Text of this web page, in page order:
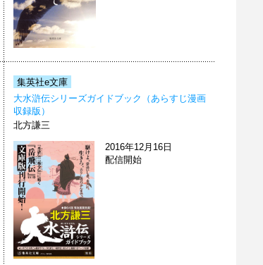
集英社e文庫
大水滸伝シリーズガイドブック（あらすじ漫画
収録版）
北方謙三
2016年12月16日
配信開始